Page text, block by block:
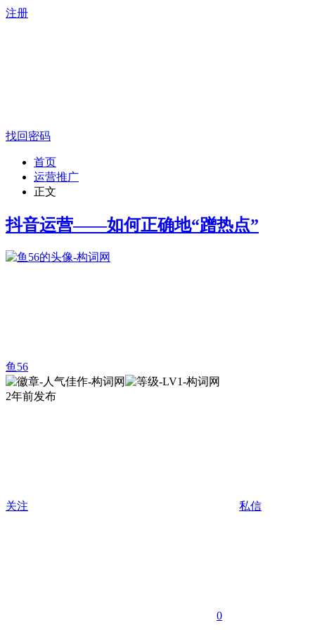
注册
找回密码
首页
运营推广
正文
抖音运营——如何正确地“蹭热点”
鱼56
2年前发布
关注 私信
0